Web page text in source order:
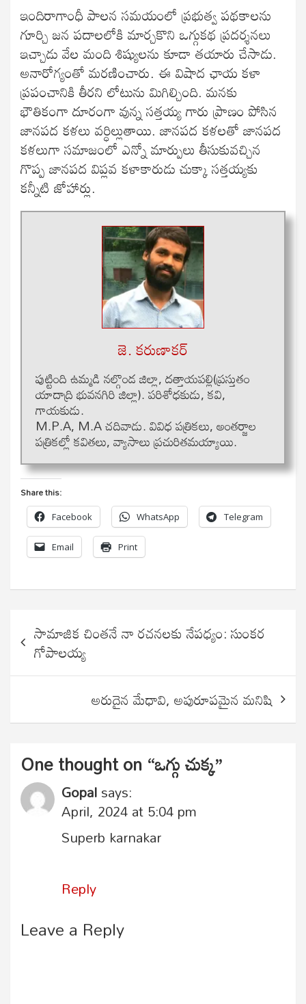
ఇందిరాగాంధీ పాలన సమయంలో ప్రభుత్వ పథకాలను
గూర్చి జన పదాలలోకి మార్చకొని ఒగ్గుకథ ప్రదర్శనలు
ఇచ్చాడు వేల మంది శిష్యులను కూడా తయారు చేసాడు.
అనారోగ్యంతో మరణించారు. ఈ విషాద ఛాయ కళా
ప్రపంచానికి తీరని లోటును మిగిల్చింది. మనకు
భౌతికంగా దూరంగా వున్న సత్తయ్య గారు ప్రాణం పోసిన
జానపద కళలు వర్ధిల్లుతాయి. జానపద కళలతో జానపద
కళలుగా సమాజంలో ఎన్నో మార్పులు తీసుకువచ్చిన
గొప్ప జానపద విప్లవ కళాకారుడు చుక్కా సత్తయ్యకు
కన్నీటి జోహార్లు.
జె. కరుణాకర్‍
పుట్టింది ఉమ్మడి నల్గొండ జిల్లా, దత్తాయపల్లి(ప్రస్తుతం
యాదాద్రి భువనగిరి జిల్లా). పరిశోధకుడు, కవి,
గాయకుడు.
M.P.A, M.A చదివాడు. వివిధ పత్రికలు, అంతర్జాల
పత్రికల్లో కవితలు, వ్యాసాలు ప్రచురితమయ్యాయి.
Share this:
Facebook WhatsApp Telegram
Email Print
Post
navigation
సామాజిక చింతనే నా రచనలకు నేపధ్యం: సుంకర
గోపాలయ్య
అరుదైన మేధావి, అపురూపమైన మనిషి
One thought on “ఒగ్గు చుక్క”
Gopalsays:
April, 2024 at 5:04 pm
Superb karnakar
Reply
Leave a Reply